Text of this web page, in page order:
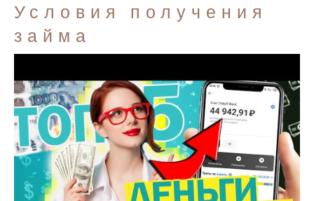
Условия получения
займа